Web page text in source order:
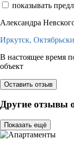
показывать
Александра
Иркутск,
В настоящее время
объект
Оставить отзыв
Другие отзывы
Показать ещё